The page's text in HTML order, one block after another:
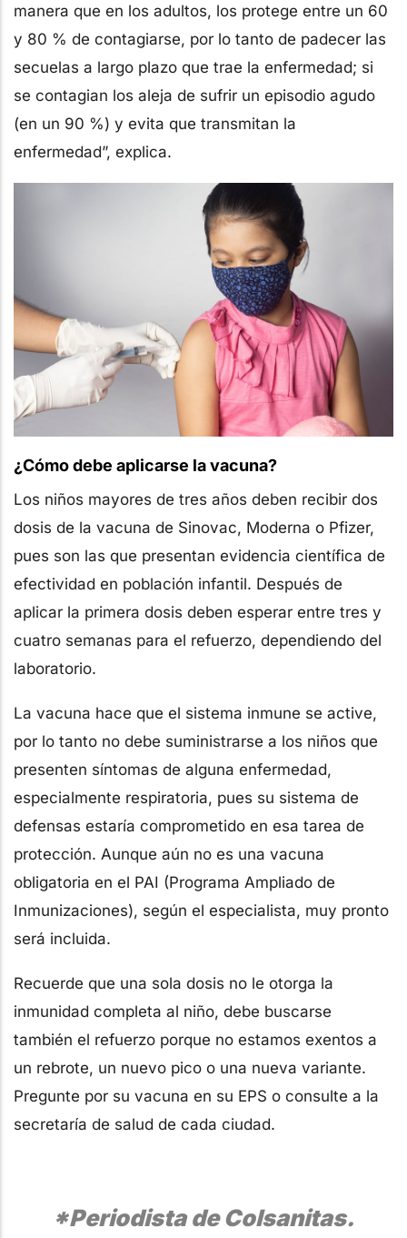
manera que en los adultos, los protege entre un 60
y 80 % de contagiarse, por lo tanto de padecer las
secuelas a largo plazo que trae la enfermedad; si
se contagian los aleja de sufrir un episodio agudo
(en un 90 %) y evita que transmitan la
enfermedad”, explica.
¿Cómo debe aplicarse la vacuna?
Los niños mayores de tres años deben recibir dos
dosis de la vacuna de Sinovac, Moderna o Pfizer,
pues son las que presentan evidencia científica de
efectividad en población infantil. Después de
aplicar la primera dosis deben esperar entre tres y
cuatro semanas para el refuerzo, dependiendo del
laboratorio.
La vacuna hace que el sistema inmune se active,
por lo tanto no debe suministrarse a los niños que
presenten síntomas de alguna enfermedad,
especialmente respiratoria, pues su sistema de
defensas estaría comprometido en esa tarea de
protección. Aunque aún no es una vacuna
obligatoria en el PAI (Programa Ampliado de
Inmunizaciones), según el especialista, muy pronto
será incluida.
Recuerde que una sola dosis no le otorga la
inmunidad completa al niño, debe buscarse
también el refuerzo porque no estamos exentos a
un rebrote, un nuevo pico o una nueva variante.
Pregunte por su vacuna en su EPS o consulte a la
secretaría de salud de cada ciudad.
*Periodista de Colsanitas.